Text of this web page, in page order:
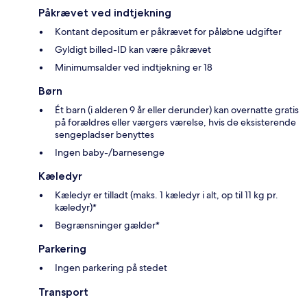
Påkrævet ved indtjekning
Kontant depositum er påkrævet for påløbne udgifter
Gyldigt billed-ID kan være påkrævet
Minimumsalder ved indtjekning er 18
Børn
Ét barn (i alderen 9 år eller derunder) kan overnatte gratis
på forældres eller værgers værelse, hvis de eksisterende
sengepladser benyttes
Ingen baby-/barnesenge
Kæledyr
Kæledyr er tilladt (maks. 1 kæledyr i alt, op til 11 kg pr.
kæledyr)*
Begrænsninger gælder*
Parkering
Ingen parkering på stedet
Transport